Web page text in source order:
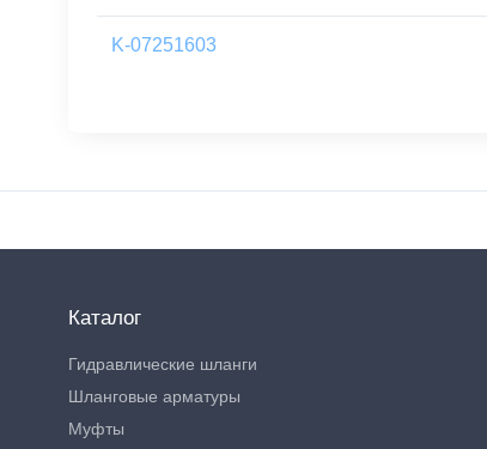
K-07251603
Каталог
Гидравлические шланги
Шланговые арматуры
Муфты